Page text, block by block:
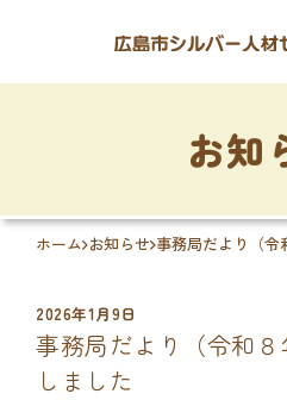
お知
ホーム お知らせ 事務局だより（令
2026年1月9日
事務局だより（令和
しました